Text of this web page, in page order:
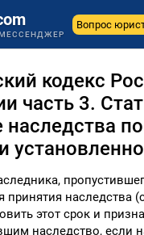
Вопрос
кодекс
часть 3.
наследства по
наследства
этот срок и
наследство, если